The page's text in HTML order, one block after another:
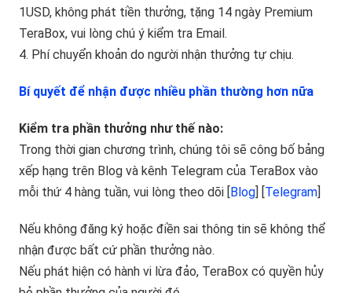
1USD, không phát tiền thưởng, tặng 14 ngày Premium
TeraBox, vui lòng chú ý kiểm tra Email.
4. Phí chuyển khoản do người nhận thưởng tự chịu.
Bí quyết để nhận được nhiều phần thường hơn nữa
Kiểm tra phần thưởng như thế nào:
Trong thời gian chương trình, chúng tôi sẽ công bố bảng
xếp hạng trên Blog và kênh Telegram của TeraBox vào
mỗi thứ 4 hàng tuần, vui lòng theo dõi [ Blog Telegram
Nếu không đăng ký hoặc điền sai thông tin sẽ không thể
nhận được bất cứ phần thưởng nào.
Nếu phát hiện có hành vi lừa đảo, TeraBox có quyền hủy